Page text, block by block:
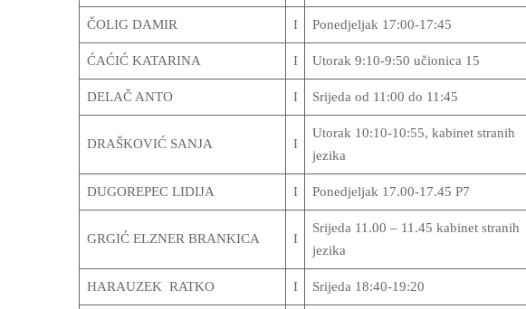
ČOLIG DAMIR I Ponedjeljak 17:00-17:45
ĆAĆIĆ KATARINA I Utorak 9:10-9:50 učionica 15
DELAČ ANTO I Srijeda od 11:00 do 11:45
DRAŠKOVIĆ SANJA I
Utorak 10:10-10:55, kabinet stranih
jezika
DUGOREPEC LIDIJA I Ponedjeljak 17.00-17.45 P7
GRGIĆ ELZNER BRANKICA I
Srijeda 11.00 – 11.45 kabinet stranih
jezika
HARAUZEK RATKO I Srijeda 18:40-19:20